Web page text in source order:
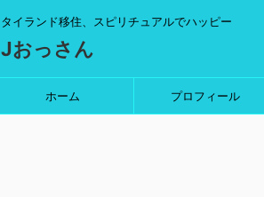
タイランド移住、スピリチュアルでハッピー
Jおっさん
ホーム プロフィール